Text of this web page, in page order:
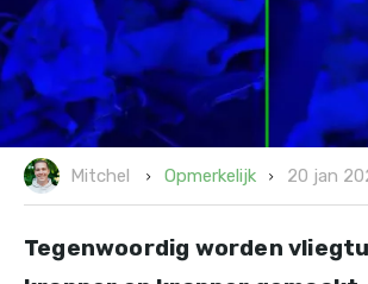
Mitchel Opmerkelijk 20 jan
Tegenwoordig worden